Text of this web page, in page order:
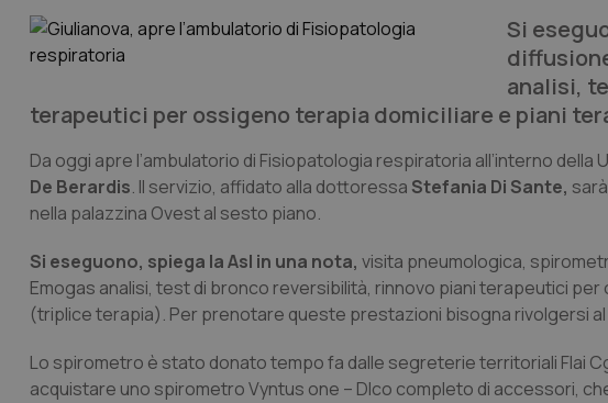
Si
analisi,
terapeutici per ossigeno terapia domiciliare e piani
Da oggi apre l’ambulatorio di Fisiopatologia respiratoria all’interno della
De Berardis. Il servizio, affidato alla dottoressa Stefania Di Sante,
nella palazzina Ovest al sesto piano.
Si eseguono, spiega la Asl in una nota, visita pneumologica,
Emogas analisi, test di bronco reversibilità, rinnovo piani terapeutici
(triplice terapia). Per prenotare queste prestazioni bisogna rivolgersi
Lo spirometro è stato donato tempo fa dalle segreterie territoriali Flai
acquistare uno spirometro Vyntus one – Dlco completo di accessori,